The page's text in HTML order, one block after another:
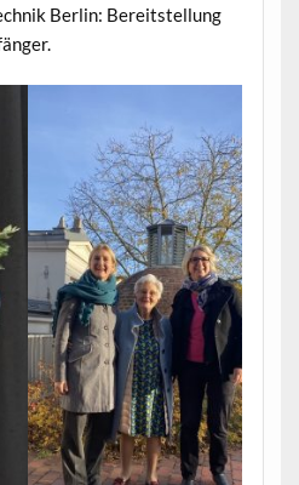
Berlin: Bereitstellung